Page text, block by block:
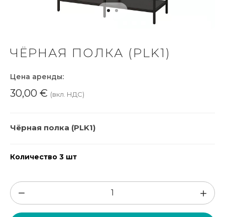
ЧЁРНАЯ ПОЛКА (PLK1)
Цена аренды:
30,00 € (вкл. НДС)
Чёрная полка (PLK1)
Количество 3 шт
Количество
товара